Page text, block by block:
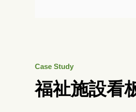
Case Study
福祉施設看